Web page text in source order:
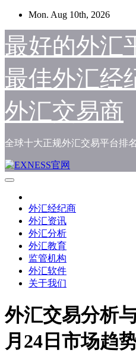
Skip
content
Mon. Aug 10th, 2026
最好的外汇
最佳外汇经
外汇交易商
全球十大正规外汇交易平台排名
外汇经纪商
外汇资讯
外汇分析
外汇教育
监管机构
外汇软件
关于我们
外汇交易分析
月24日市场趋